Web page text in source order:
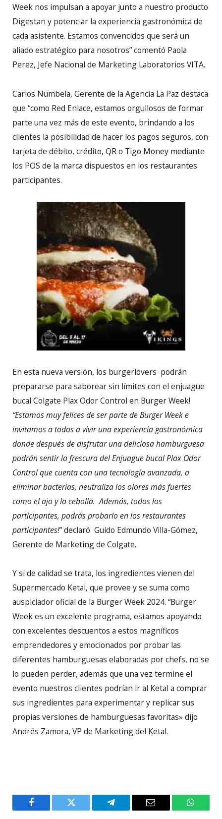
Week nos impulsan a apoyar junto a nuestro producto
Digestan y potenciar la experiencia gastronómica de
cada asistente. Estamos convencidos que será un
aliado estratégico para nosotros” comentó Paola
Perez, Jefe Nacional de Marketing Laboratorios VITA.
Carlos Numbela, Gerente de la Agencia La Paz destaca
que “como Red Enlace, estamos orgullosos de formar
parte una vez más de este evento, brindando a los
clientes la posibilidad de hacer los pagos seguros, con
tarjeta de débito, crédito, QR o Tigo Money mediante
los POS de la marca dispuestos en los restaurantes
participantes.
En esta nueva versión, los burgerlovers podrán
prepararse para saborear sin límites con el enjuague
bucal Colgate Plax Odor Control en Burger Week!
“Estamos muy felices de ser parte de Burger Week e
invitamos a todos a vivir una experiencia gastronómica
donde después de disfrutar una deliciosa hamburguesa
podrán sentir la frescura del Enjuague bucal Plax Odor
Control que cuenta con una tecnología avanzada, a
eliminar bacterias, neutraliza los olores más fuertes
como el ajo y la cebolla. Además, todos los
participantes, podrás probarlo en los restaurantes
participantes!” declaró Guido Edmundo Villa-Gómez,
Gerente de Marketing de Colgate.
Y si de calidad se trata, los ingredientes vienen del
Supermercado Ketal, que provee y se suma como
auspiciador oficial de la Burger Week 2024. “Burger
Week es un excelente programa, estamos apoyando
con excelentes descuentos a estos magníficos
emprendedores y emocionados por probar las
diferentes hamburguesas elaboradas por chefs, no se
lo pueden perder, además que una vez termine el
evento nuestros clientes podrían ir al Ketal a comprar
sus ingredientes para experimentar y replicar sus
propias versiones de hamburguesas favoritas» dijo
Andrés Zamora, VP de Marketing del Ketal.
Facebook Twitter Telegram Email